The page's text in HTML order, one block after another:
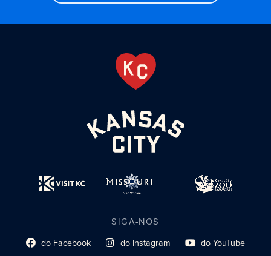
SIGA-NOS
Link do perfil social
do Facebook Link do perfil social
do Instagram Link do perfil social
do YouTube